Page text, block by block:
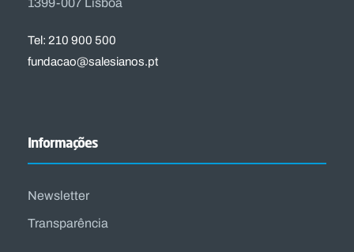
Tel: 210 900 500
fundacao@salesianos.pt
Informações
Newsletter
Transparência